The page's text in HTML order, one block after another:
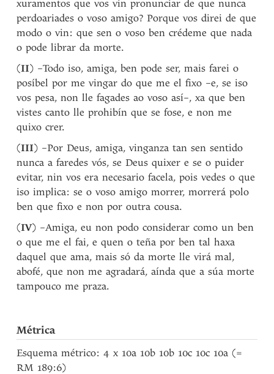
xuramentos que vos vin pronunciar de que nunca
perdoariades o voso amigo? Porque vos direi de que
modo o vin: que sen o voso ben crédeme que nada
o pode librar da morte.
(II) –Todo iso, amiga, ben pode ser, mais farei o
posíbel por me vingar do que me el fixo –e, se iso
vos pesa, non lle fagades ao voso así–, xa que ben
vistes canto lle prohibín que se fose, e non me
quixo crer.
(III) –Por Deus, amiga, vinganza tan sen sentido
nunca a faredes vós, se Deus quixer e se o puider
evitar, nin vos era necesario facela, pois vedes o que
iso implica: se o voso amigo morrer, morrerá polo
ben que fixo e non por outra cousa.
(IV) –Amiga, eu non podo considerar como un ben
o que me el fai, e quen o teña por ben tal haxa
daquel que ama, mais só da morte lle virá mal,
abofé, que non me agradará, aínda que a súa morte
tampouco me praza.
Métrica
Esquema métrico: 4 x 10a 10b 10b 10c 10c 10a (=
RM 189:6)